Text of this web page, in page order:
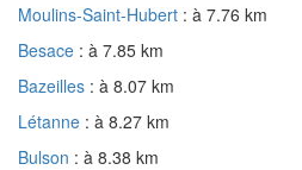
Moulins-Saint-Hubert : à 7.76 km
Besace : à 7.85 km
Bazeilles : à 8.07 km
Létanne : à 8.27 km
Bulson : à 8.38 km